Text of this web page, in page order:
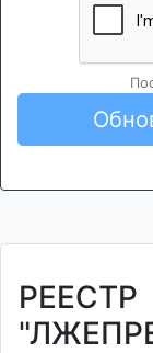
РЕЕСТР